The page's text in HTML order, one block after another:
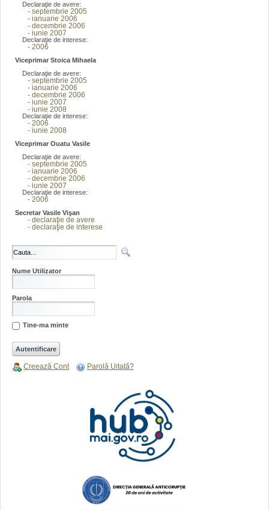
Declaraţie de avere:
- septembrie 2005
- ianuarie 2006
- decembrie 2006
- iunie 2007
Declaraţie de interese:
- 2006
Viceprimar Stoica Mihaela
Declaraţie de avere:
- septembrie 2005
- ianuarie 2006
- decembrie 2006
- iunie 2007
- iunie 2008
Declaraţie de interese:
- 2006
- iunie 2008
Viceprimar Ouatu Vasile
Declaraţie de avere:
- septembrie 2005
- ianuarie 2006
- decembrie 2006
- iunie 2007
Declaraţie de interese:
- 2006
Secretar Vasile Vişan
- declaraţie de avere
- declaraţie de interese
Nume Utilizator
Parola
Tine-ma minte
Creează Cont Parolă Uitată?